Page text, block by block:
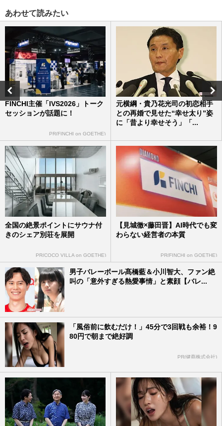
れた「再改正」の道
週刊女性2026年8月11日号 2026/7/30
彬子さま、皇族費が《1年で1500万円増
額》に 〈麻生太郎の姪だから〉疑念と
「男女格差是正」の指摘
週刊女性2026年8月11日号 2026/7/28
天皇ご一家が2年連続ご着用、愛子さま
の“5500円かりゆし” 製造元が明かす驚き
の反響「まさかうちの商品と…
週刊女性PRIME 2026/7/23
雅子さまと愛子さま、「かりゆしリンクコ
ーデ」で那須へ… “時差を超えた”W杯同
時観戦の裏話も披露
週刊女性PRIME 2026/7/18
あわせて読みたい
FINCHI主催「IVS2026」トーク
セッションが話題に！
PR(FINCHI on GOETHE)
元横綱・貴乃花光司の初恋相手
との再婚で見せた“幸せ太り”姿
に「昔より幸せそう」「...
全国の絶景ポイントにサウナ付
きのシェア別荘を展開
PR(COCO VILLA on GOETHE)
【見城徹×藤田晋】AI時代でも変
わらない経営者の本質
PR(FINCHI on GOETHE)
男子バレーボール髙橋藍＆小川智大、ファン絶
叫の「意外すぎる熱愛事情」と素顔【バレ...
「風俗前に飲むだけ！」45分で3回戦も余裕！9
80円で朝まで絶好調
PR(健商株式会社)